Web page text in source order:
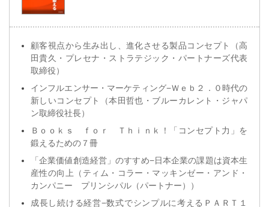
顧客視点から生み出し、進化させる製品コンセプト（高
田貴久・プレセナ・ストラテジック・パートナーズ代表
取締役）
インフルエンサー・マーケティング−Ｗｅｂ２．０時代の
新しいコンセプト（本田哲也・ブルーカレント・ジャパ
ン取締役社長）
Ｂｏｏｋｓ ｆｏｒ Ｔｈｉｎｋ！「コンセプト力」を
鍛えるための７冊
「企業価値創造経営」のすすめ−日本企業の課題は資本生
産性の向上（ティム・コラー・マッキンゼー・アンド・
カンパニー プリンシパル（パートナー））
成長し続ける経営−数式でシンプルに考えるＰＡＲＴ１